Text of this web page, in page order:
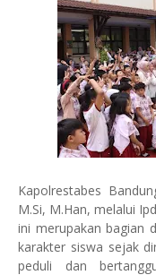
Kapolrestabes
M.Si, M.Han, melalui
ini merupakan bagian
karakter siswa sejak
peduli dan